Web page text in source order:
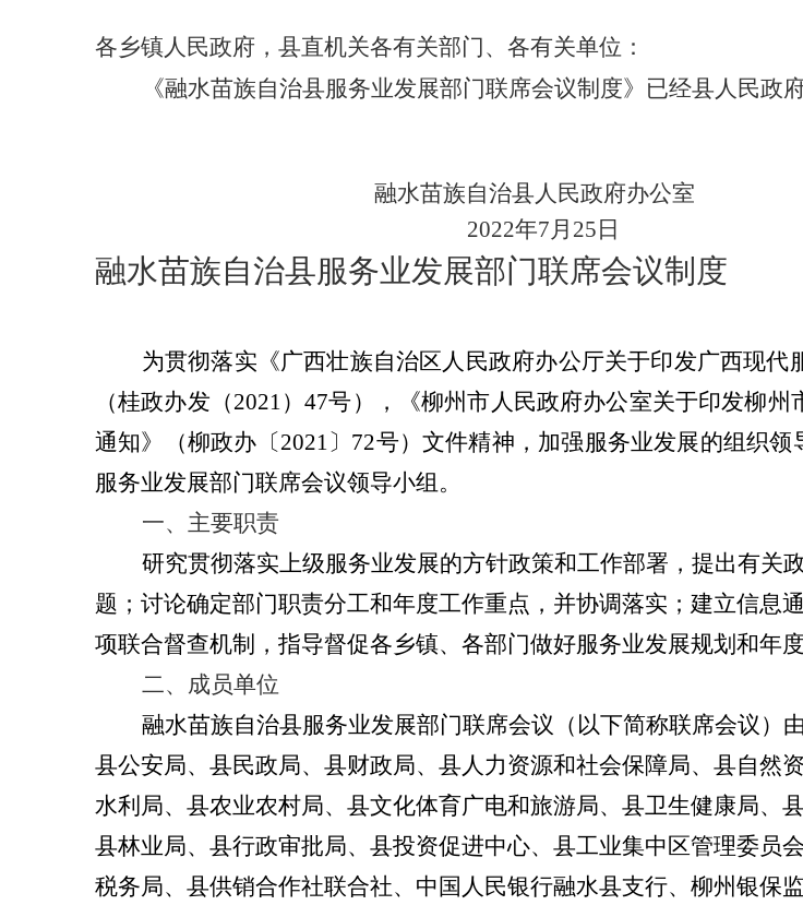
各乡镇人民政府，县直机关各有关部门、各有关单位：
《融水苗族自治县服务业发展部门联席会议制度》已经县人民政
融水苗族自治县人民政府办公室
2022年7月 25 日
融水苗族自治县服务业发展部门联席会议制度
为贯彻落实《广西壮族自治区人民政府办公厅关于印发广西现代
（桂政办发（2021）47号） ，《柳州市人民政府办公室关于印发柳州
通知》
（柳政办〔2021〕 72号）文件精神 ，加强服务业发展的组织
服务业发展部门联席会议领导小组 。
一、主要职责
研究贯彻落实上级服务业发展的方针政策和工作部署，提出有关
题；讨论确定部门职责分工和年度工作重点，并协调落实；建立信息
项联合督查机制，指导督促各乡镇、各部门做好服务业发展规划和年
二、成员单位
融水苗族自治县服务业发展部门联席会议（以下简称联席会议）由
县公安局、 县民政局、 县财政局、 县人力资源和社会保障局、 县自然
水利局、 县农业农村局、 县文化体育广电和旅游局、 县卫生健康局、
县林业局、 县行政审批局、 县投资促进中心、 县工业集中区管理委员会
税务局、 县供销合作社联合社、中国人民银行融水县支行、 柳州银保